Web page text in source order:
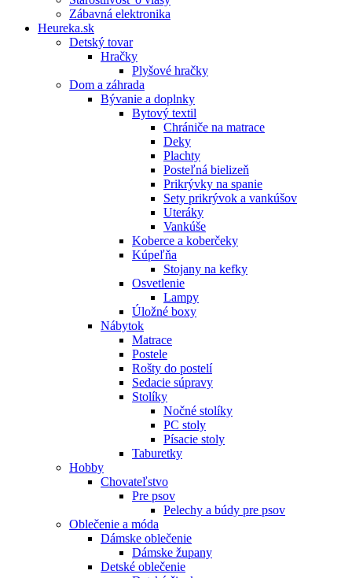
Zábavná elektronika
Heureka.sk
Detský tovar
Hračky
Plyšové hračky
Dom a záhrada
Bývanie a doplnky
Bytový textil
Chrániče na matrace
Deky
Plachty
Posteľná bielizeň
Prikrývky na spanie
Sety prikrývok a vankúšov
Uteráky
Vankúše
Koberce a koberčeky
Kúpeľňa
Stojany na kefky
Osvetlenie
Lampy
Úložné boxy
Nábytok
Matrace
Postele
Rošty do postelí
Sedacie súpravy
Stolíky
Nočné stolíky
PC stoly
Písacie stoly
Taburetky
Hobby
Chovateľstvo
Pre psov
Pelechy a búdy pre psov
Oblečenie a móda
Dámske oblečenie
Dámske župany
Detské oblečenie